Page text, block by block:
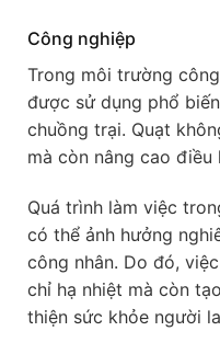
Công nghiệp
Trong môi trường
được sử dụng phổ
chuồng trại. Quạt
mà còn nâng cao điều
Quá trình làm việc
có thể ảnh hưởng
công nhân. Do đó,
chỉ hạ nhiệt mà còn
thiện sức khỏe người